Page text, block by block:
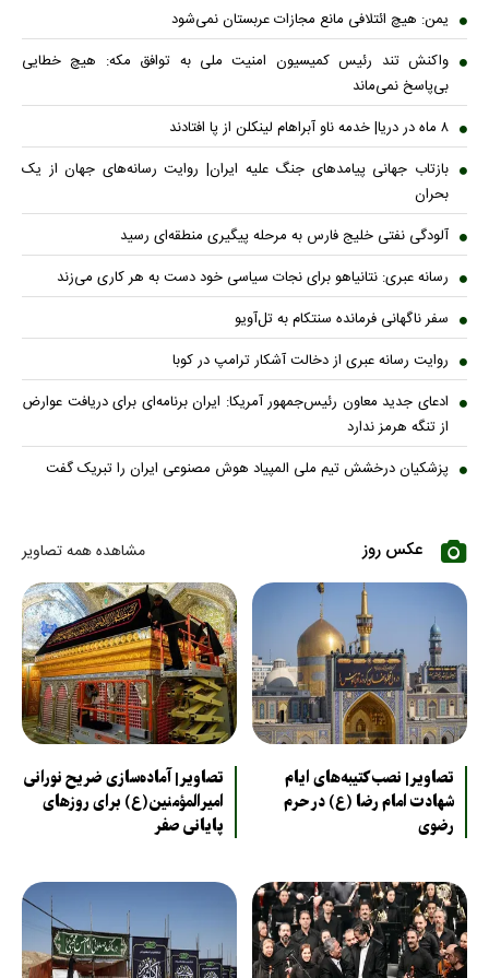
یمن: هیچ ائتلافی مانع مجازات عربستان نمی‌شود
واکنش تند رئیس کمیسیون امنیت ملی به توافق مکه: هیچ خطایی
بی‌پاسخ نمی‌ماند
۸ ماه در دریا| خدمه ناو آبراهام لینکلن از پا افتادند
بازتاب جهانی پیامدهای جنگ علیه ایران| روایت رسانه‌های جهان از یک
بحران
آلودگی نفتی خلیج فارس به مرحله پیگیری منطقه‌ای رسید
رسانه عبری: نتانیاهو برای نجات سیاسی خود دست به هر کاری می‌زند
سفر ناگهانی فرمانده سنتکام به تل‌آویو
روایت رسانه عبری از دخالت آشکار ترامپ در کوبا
ادعای جدید معاون رئیس‌جمهور آمریکا: ایران برنامه‌ای برای دریافت عوارض
از تنگه هرمز ندارد
پزشکیان درخشش تیم ملی المپیاد هوش مصنوعی ایران را تبریک گفت
عکس روز مشاهده همه تصاویر
تصاویر| نصب کتیبه‌های ایام
شهادت امام رضا (ع) در حرم
رضوی
تصاویر| آماده‌سازی ضریح نورانی
امیرالمؤمنین(ع) برای روزهای
پایانی صفر